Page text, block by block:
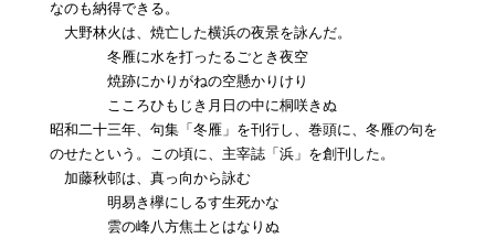
なのも納得できる。
大野林火は、焼亡した横浜の夜景を詠んだ。
冬雁に水を打ったるごとき夜空
焼跡にかりがねの空懸かりけり
こころひもじき月日の中に桐咲きぬ
昭和二十三年、句集「冬雁」を刊行し、巻頭に、冬雁の句を
のせたという。この頃に、主宰誌「浜」を創刊した。
加藤秋邨は、真っ向から詠む
明易き欅にしるす生死かな
雲の峰八方焦土とはなりぬ